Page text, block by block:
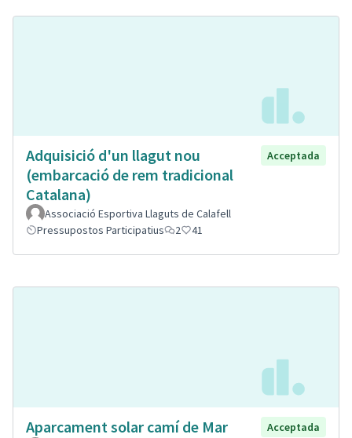
Adquisició d'un llagut nou
(embarcació de rem tradicional
Catalana)
Acceptada
Associació Esportiva Llaguts de Calafell
Pressupostos Participatius
2 41
Aparcament solar camí de Mar
Acceptada